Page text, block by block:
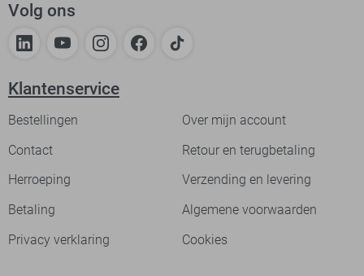
Volg ons
Klantenservice
Bestellingen
Over mijn account
Contact
Retour en terugbetaling
Herroeping
Verzending en levering
Betaling
Algemene voorwaarden
Privacy verklaring
Cookies